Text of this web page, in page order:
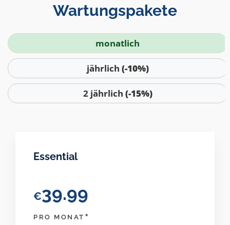
Wartungspakete
monatlich
jährlich (-10%)
2 jährlich (-15%)
Essential
€39.99
PRO MONAT *